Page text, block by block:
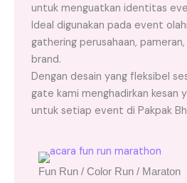
untuk menguatkan identitas
Ideal digunakan pada event
gathering perusahaan,
brand.
Dengan desain yang fleksibel
gate kami menghadirkan kesan
untuk setiap event di Pakpak
Fun Run / Color Run / Maraton